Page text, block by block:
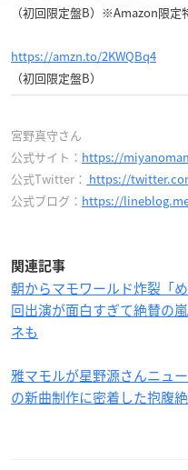
（初回限定盤B）※Amazon限定
https://amzn.to/2KWQBq4
（初回限定盤B）
宮野真守さん
公式サイト： https://
公式Twitter： https://
公式ブログ： https://
関連記事
朝からマモワールド炸裂「
回出演が面白すぎて絶賛の
ネも
雅マモルが星野源さんニュ
の新曲制作に密着した抱腹